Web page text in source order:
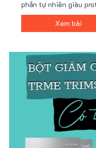
phần tự nhiên giàu
tiện lợi, dễ sử dụng,
tiêu sức khỏe. Giá ưu
Xem bài